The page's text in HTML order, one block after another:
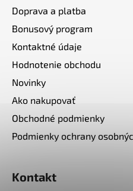
Doprava a platba
Bonusový program
Kontaktné údaje
Hodnotenie obchodu
Novinky
Ako nakupovať
Obchodné podmienky
Podmienky ochrany
Kontakt